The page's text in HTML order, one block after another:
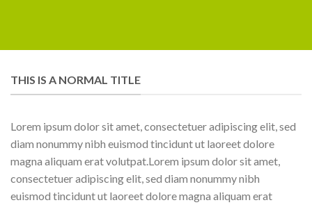
THIS IS A NORMAL TITLE
Lorem ipsum dolor sit amet, consectetuer adipiscing elit, sed
diam nonummy nibh euismod tincidunt ut laoreet dolore
magna aliquam erat volutpat.Lorem ipsum dolor sit amet,
consectetuer adipiscing elit, sed diam nonummy nibh
euismod tincidunt ut laoreet dolore magna aliquam erat